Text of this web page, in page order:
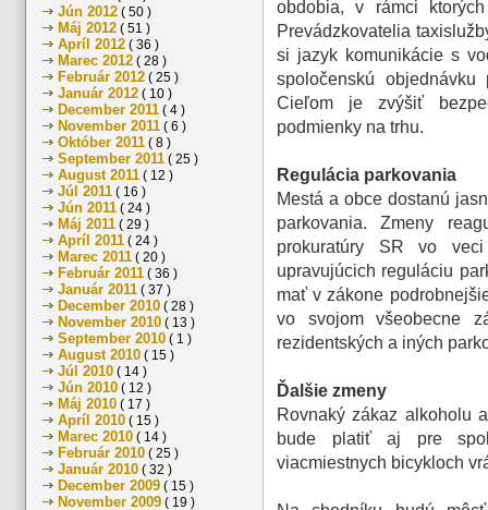
Jún 2012 ( 50 )
Máj 2012 ( 51 )
Apríl 2012 ( 36 )
Marec 2012 ( 28 )
Február 2012 ( 25 )
Január 2012 ( 10 )
December 2011 ( 4 )
November 2011 ( 6 )
Október 2011 ( 8 )
September 2011 ( 25 )
August 2011 ( 12 )
Júl 2011 ( 16 )
Jún 2011 ( 24 )
Máj 2011 ( 29 )
Apríl 2011 ( 24 )
Marec 2011 ( 20 )
Február 2011 ( 36 )
Január 2011 ( 37 )
December 2010 ( 28 )
November 2010 ( 13 )
September 2010 ( 1 )
August 2010 ( 15 )
Júl 2010 ( 14 )
Jún 2010 ( 12 )
Máj 2010 ( 17 )
Apríl 2010 ( 15 )
Marec 2010 ( 14 )
Február 2010 ( 25 )
Január 2010 ( 32 )
December 2009 ( 15 )
November 2009 ( 19 )
obdobia, v rámci
Prevádzkovatelia
si jazyk komunikácie s
spoločenskú
Cieľom je zvýšiť
podmienky na trhu.
Regulácia parkovania
Mestá a obce dostanú
parkovania. Zmeny
prokuratúry SR vo
upravujúcich reguláciu
mať v zákone
vo svojom všeobecne
rezidentských a iných
Ďalšie zmeny
Rovnaký zákaz alkoholu
bude platiť aj pre
viacmiestnych bicykloch